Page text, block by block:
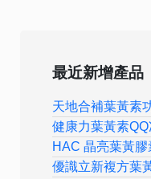
最近新增產品
天地合補葉黃素
健康力葉黃素QQ
HAC 晶亮葉黃膠
優識立新複方葉